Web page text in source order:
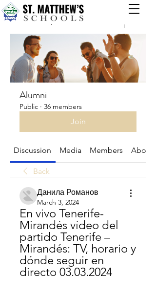
Groups
Alumni
Public · 36 members
Join
Discussion Media Members About
Back
Данила Романов
March 3, 2024
En vivo Tenerife-
Mirandés vídeo del
partido Tenerife –
Mirandés: TV, horario y
dónde seguir en
directo 03.03.2024